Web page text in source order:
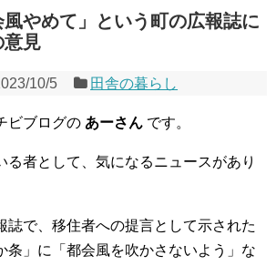
やめて」という町の広報誌に
意見
10/5 田舎の暮らし
ビブログの あーさん です。
る者として、気になるニュースがあり
誌で、移住者への提言として示された
条」に「都会風を吹かさないよう」な